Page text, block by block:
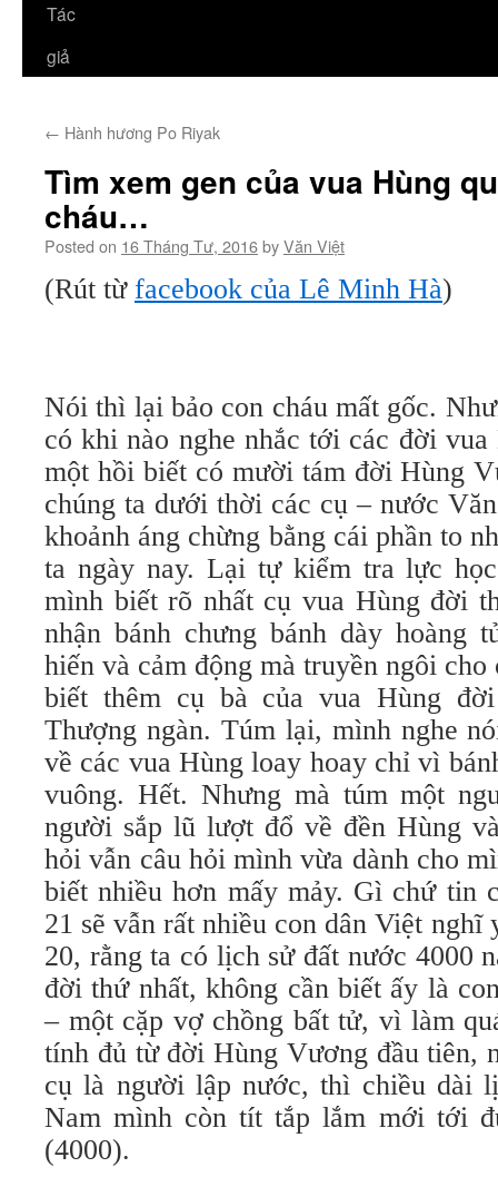
Tác
giả
← Hành hương Po Riyak
Tìm xem gen của vua Hùng
cháu…
Posted on 16 Tháng Tư, 2016byVăn Việt
(Rút từ facebook của Lê Minh Hà)
Nói thì lại bảo con cháu mất gốc.
có khi nào nghe nhắc tới các đời
một hồi biết có mười tám đời Hùng
chúng ta dưới thời các cụ – nước
khoảnh áng chừng bằng cái phần to
ta ngày nay. Lại tự kiểm tra lực
mình biết rõ nhất cụ vua Hùng đời
nhận bánh chưng bánh dày hoàng
hiến và cảm động mà truyền ngôi
biết thêm cụ bà của vua Hùng
Thượng ngàn. Túm lại, mình nghe
về các vua Hùng loay hoay chỉ vì
vuông. Hết. Nhưng mà túm một
người sắp lũ lượt đổ về đền Hùng
hỏi vẫn câu hỏi mình vừa dành cho
biết nhiều hơn mấy mảy. Gì chứ tin
21 sẽ vẫn rất nhiều con dân Việt
20, rằng ta có lịch sử đất nước 4000
đời thứ nhất, không cần biết ấy là
– một cặp vợ chồng bất tử, vì làm
tính đủ từ đời Hùng Vương đầu tiên,
cụ là người lập nước, thì chiều dài
Nam mình còn tít tắp lắm mới tới
(4000).